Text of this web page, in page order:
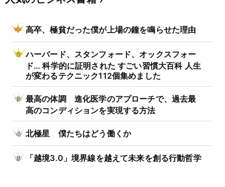
高卒、極貧だった僕が上場の鐘を鳴らせた理由
ハーバード、スタンフォード、オックスフォー
ド… 科学的に証明された すごい習慣大百科 人生
が変わるテクニック112個集めました
最高の体調 進化医学のアプローチで、過去最
高のコンディションを実現する方法
北極星 僕たちはどう働くか
「越境3.0」境界線を越えて未来を創る行動哲学